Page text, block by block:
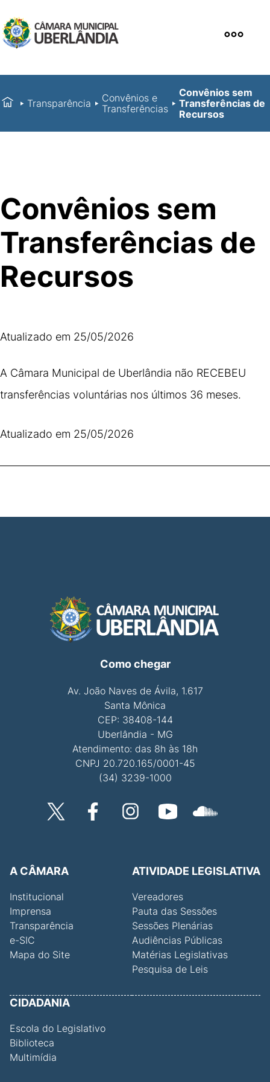
Transparência
Convênios e
Transferências
Convênios sem
Transferências de
Recursos
Convênios sem
Transferências de
Recursos
Atualizado em 25/05/2026
A Câmara Municipal de Uberlândia não RECEBEU
transferências voluntárias nos últimos 36 meses.
Atualizado em 25/05/2026
Como chegar
Av. João Naves de Ávila, 1.617
Santa Mônica
CEP: 38408-144
Uberlândia - MG
Atendimento: das 8h às 18h
CNPJ 20.720.165/0001-45
(34) 3239-1000
A CÂMARA
Institucional
Imprensa
Transparência
e-SIC
Mapa do Site
ATIVIDADE LEGISLATIVA
Vereadores
Pauta das Sessões
Sessões Plenárias
Audiências Públicas
Matérias Legislativas
Pesquisa de Leis
CIDADANIA
Escola do Legislativo
Biblioteca
Multimídia